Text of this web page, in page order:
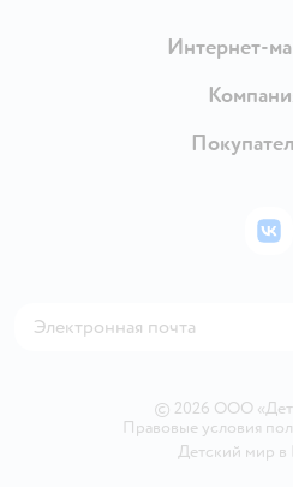
Интернет-
Доставка и
Правила
Политика
Бонусные
© 2026 ООО
Правовые условия
Детский мир в